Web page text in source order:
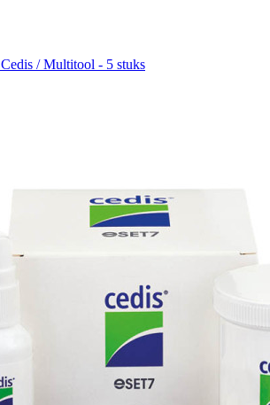
Cedis / Multitool - 5 stuks